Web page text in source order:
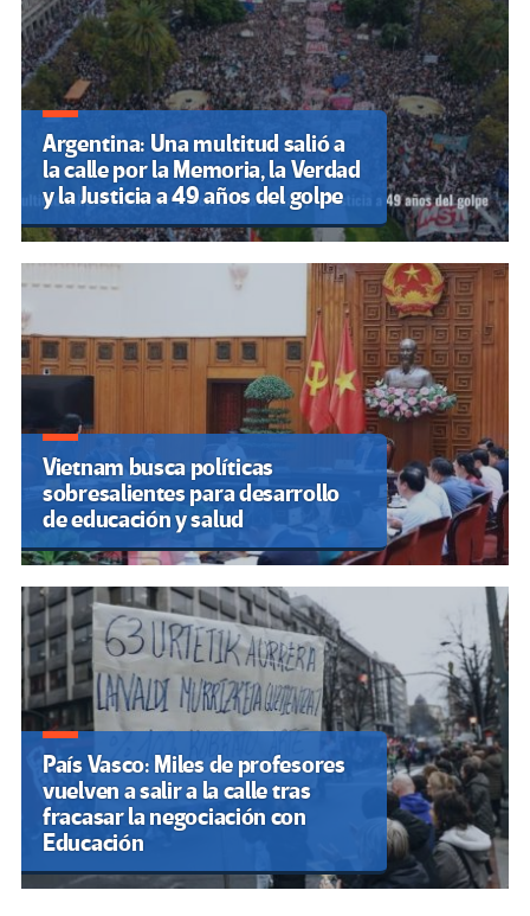
Argentina: Una multitud salió a
la calle por la Memoria, la Verdad
y la Justicia a 49 años del golpe
Vietnam busca políticas
sobresalientes para desarrollo
de educación y salud
País Vasco: Miles de profesores
vuelven a salir a la calle tras
fracasar la negociación con
Educación